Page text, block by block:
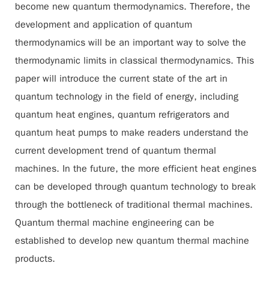
become new quantum thermodynamics. Therefore, the
development and application of quantum
thermodynamics will be an important way to solve the
thermodynamic limits in classical thermodynamics. This
paper will introduce the current state of the art in
quantum technology in the field of energy, including
quantum heat engines, quantum refrigerators and
quantum heat pumps to make readers understand the
current development trend of quantum thermal
machines. In the future, the more efficient heat engines
can be developed through quantum technology to break
through the bottleneck of traditional thermal machines.
Quantum thermal machine engineering can be
established to develop new quantum thermal machine
products.